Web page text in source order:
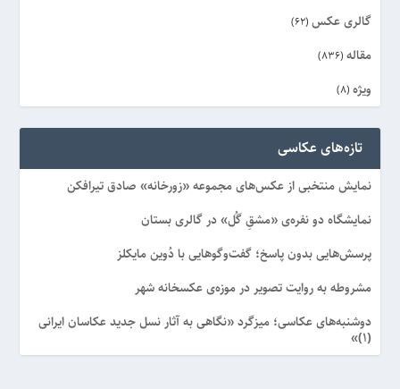
گالری عکس (62)
مقاله (836)
ویژه (8)
تازه‌های عکاسی
نمایش منتخبی از عکس‌های مجموعه «زورخانه» صادق تیرافکن
نمایشگاه دو نفره‌ی «مشقِ گُل» در گالری بستان
پرسش‌هایی بدون پاسخ؛ گفت‌وگوهایی با دُوین مایکلز
مشروطه به روایت تصویر در موزه‌ی عکسخانه شهر
دوشنبه‌های عکاسی؛ میزگرد «نگاهی به آثار نسل جدید عکاسان ایرانی
(۱)»